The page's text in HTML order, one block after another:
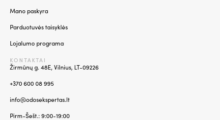
Mano paskyra
Parduotuvės taisyklės
Lojalumo programa
KONTAKTAI
Žirmūnų g. 48E, Vilnius, LT-09226
+370 600 08 995
info@odosekspertas.lt
Pirm-Šešt.: 9:00-19:00